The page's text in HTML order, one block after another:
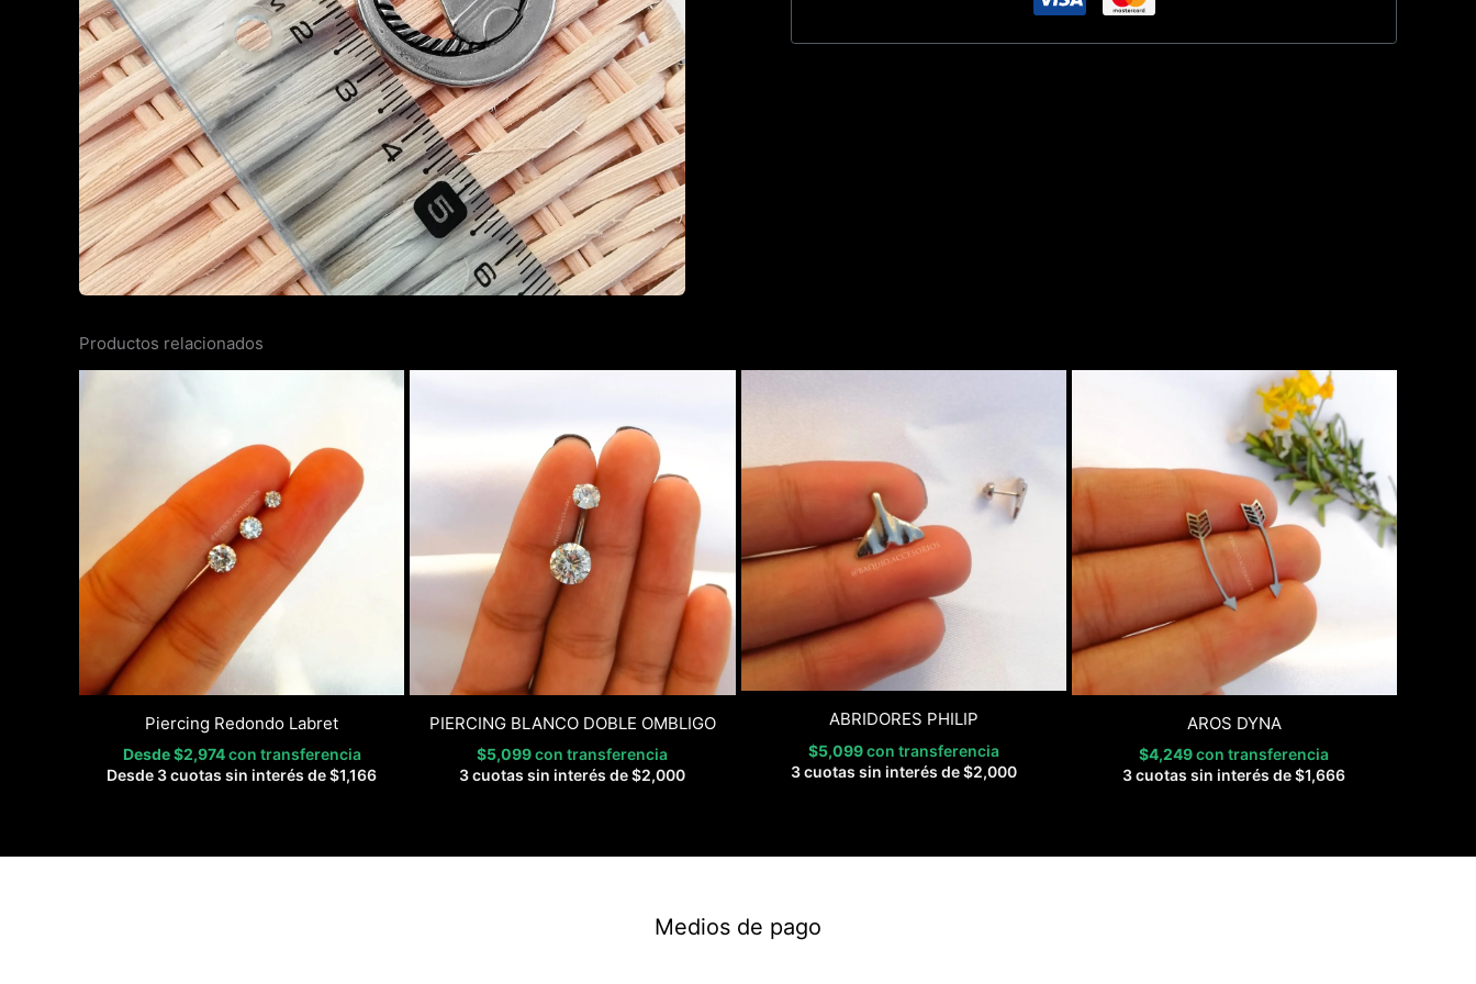
Productos relacionados
Piercing Redondo Labret
Desde$2,974con transferencia
Desde 3 cuotas sin interés de$1,166
PIERCING BLANCO DOBLE OMBLIGO
$5,099con transferencia
3 cuotas sin interés de$2,000
ABRIDORES PHILIP
$5,099con transferencia
3 cuotas sin interés de$2,000
AROS DYNA
$4,249con transferencia
3 cuotas sin interés de$1,666
Medios de pago